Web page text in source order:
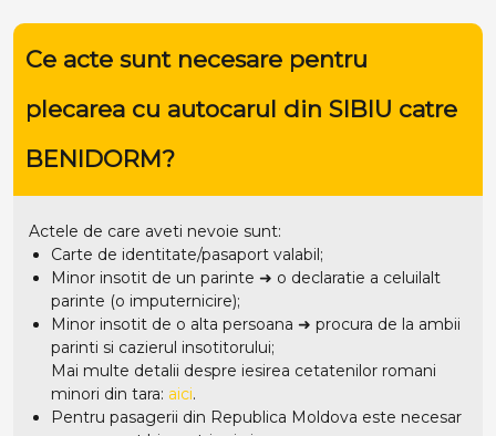
Ce acte sunt necesare pentru
plecarea cu autocarul din SIBIU catre
BENIDORM?
Actele de care aveti nevoie sunt:
Carte de identitate/pasaport valabil;
Minor insotit de un parinte ➜ o declaratie a celuilalt
parinte (o imputernicire);
Minor insotit de o alta persoana ➜ procura de la ambii
parinti si cazierul insotitorului;
Mai multe detalii despre iesirea cetatenilor romani
minori din tara: aici.
Pentru pasagerii din Republica Moldova este necesar